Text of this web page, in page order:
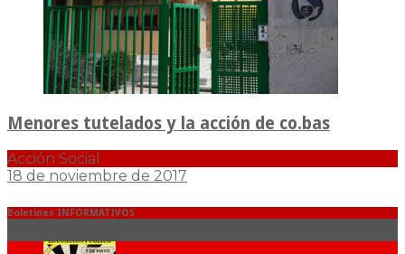
Menores tutelados y la acción de co.bas
Acción Social
18 de noviembre de 2017
Boletines INFORMATIVOS